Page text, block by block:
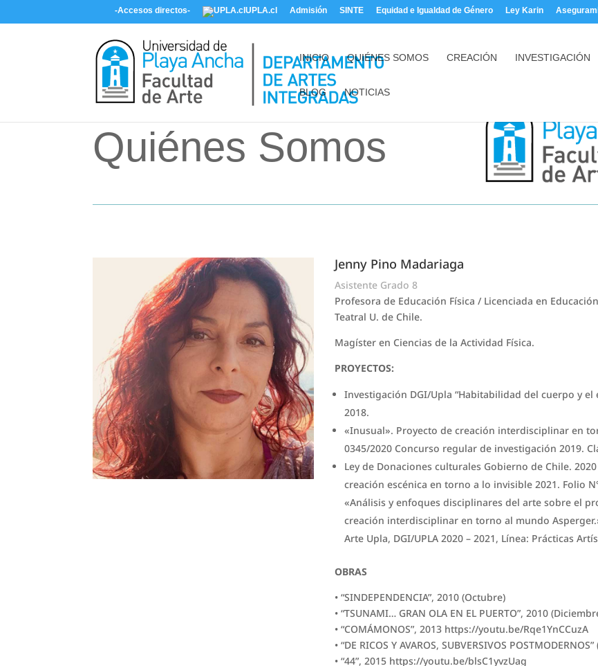
-Accesos directos- UPLA.cl Admisión SINTE Equidad e Igualdad de Género Ley Karin
INICIO QUIÉNES SOMOS CREACIÓN INVESTIGACIÓN
BLOG NOTICIAS
Quiénes Somos
Jenny Pino Madariaga
Asistente Grado 8
Profesora de Educación Física / Licenciada en
Teatral U. de Chile.
Magíster en Ciencias de la Actividad Física.
PROYECTOS:
Investigación DGI/Upla “Habitabilidad del cuerpo y el
2018.
«Inusual». Proyecto de creación interdisciplinar en
0345/2020 Concurso regular de investigación 2019.
Ley de Donaciones culturales Gobierno de Chile.
creación escénica en torno a lo invisible 2021. Folio
«Análisis y enfoques disciplinares del arte sobre el
creación interdisciplinar en torno al mundo
Arte Upla, DGI/UPLA 2020 – 2021, Línea: Prácticas
OBRAS
• “SINDEPENDENCIA”, 2010 (Octubre)
• “TSUNAMI… GRAN OLA EN EL PUERTO”, 2010
• “COMÁMONOS”, 2013 https://youtu.be/Rqe1YnCCuzA
• “DE RICOS Y AVAROS, SUBVERSIVOS
• “44”, 2015 https://youtu.be/blsC1yvzUag